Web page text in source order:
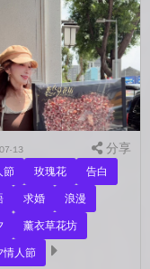
13 分享
節 玫瑰花
告白
求婚
浪漫
薰衣草花坊
情人節